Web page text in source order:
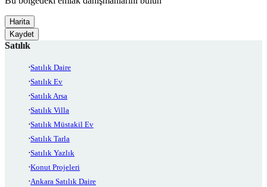
Harita
Kaydet
Satılık
Satılık Daire
Satılık Ev
Satılık Arsa
Satılık Villa
Satılık Müstakil Ev
Satılık Tarla
Satılık Yazlık
Konut Projeleri
Ankara Satılık Daire